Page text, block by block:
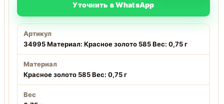
Уточнить в WhatsApp
Артикул
34995 Материал: Красное золото 585 Вес: 0,75 г
Материал
Красное золото 585 Вес: 0,75 г
Вес